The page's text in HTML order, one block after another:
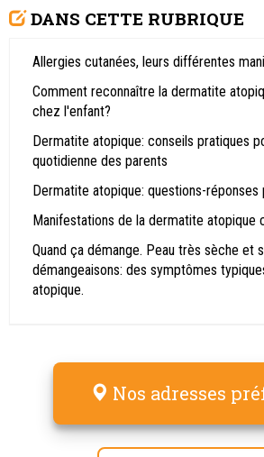
DANS CETTE RUBRIQUE
Allergies cutanées, leurs différentes
Comment reconnaître la dermatite
chez l'enfant?
Dermatite atopique: conseils pratiques
quotidienne des parents
Dermatite atopique: questions-réponses
Manifestations de la dermatite atopique
Quand ça démange. Peau très sèche et
démangeaisons: des symptômes
atopique.
Nos adresses